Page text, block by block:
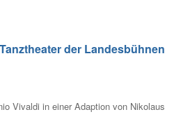
der Landesbühnen
Vivaldi in einer Adaption von Nikolaus